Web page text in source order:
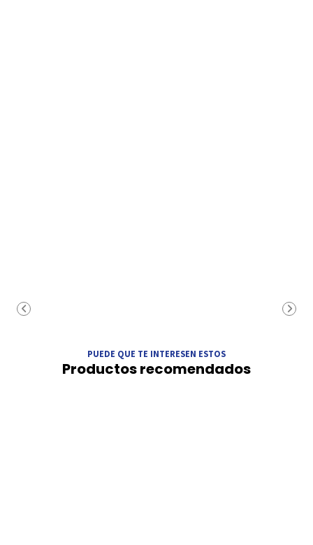
PUEDE QUE TE INTERESEN ESTOS
Productos recomendados